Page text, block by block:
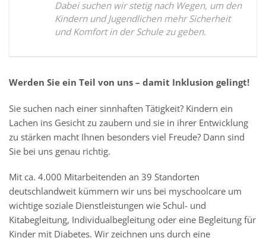
Dabei suchen wir stetig nach Wegen, um den
Kindern und Jugendlichen mehr Sicherheit
und Komfort in der Schule zu geben.
Werden Sie ein Teil von uns – damit Inklusion gelingt!
Sie suchen nach einer sinnhaften Tätigkeit? Kindern ein
Lachen ins Gesicht zu zaubern und sie in ihrer Entwicklung
zu stärken macht Ihnen besonders viel Freude? Dann sind
Sie bei uns genau richtig.
Mit ca. 4.000 Mitarbeitenden an 39 Standorten
deutschlandweit kümmern wir uns bei myschoolcare um
wichtige soziale Dienstleistungen wie Schul- und
Kitabegleitung, Individualbegleitung oder eine Begleitung für
Kinder mit Diabetes. Wir zeichnen uns durch eine